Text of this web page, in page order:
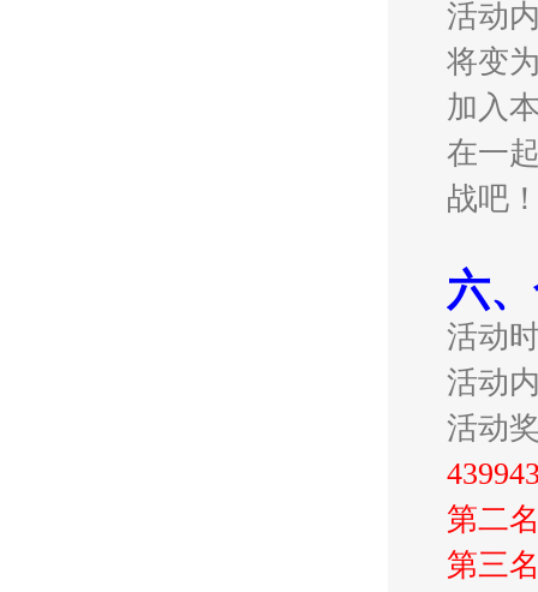
活动
将变
加入
在一
战吧
六、
活动
活动
活动
第二
第三